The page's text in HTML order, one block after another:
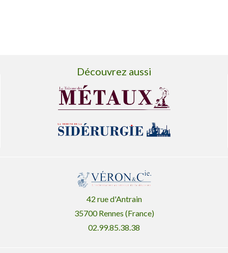
Découvrez aussi
42 rue d'Antrain
35700 Rennes (France)
02.99.85.38.38